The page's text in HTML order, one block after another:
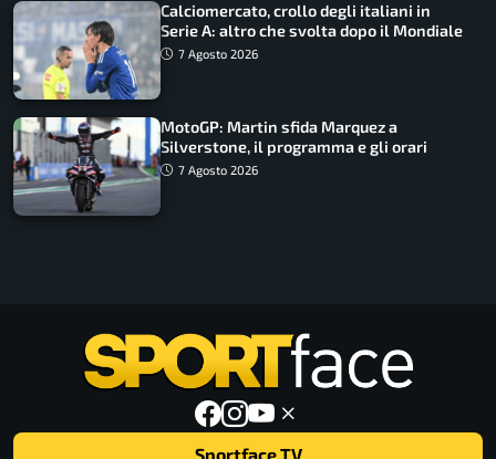
Calciomercato, crollo degli italiani in
Serie A: altro che svolta dopo il Mondiale
7 Agosto 2026
MotoGP: Martin sfida Marquez a
Silverstone, il programma e gli orari
7 Agosto 2026
Sportface TV